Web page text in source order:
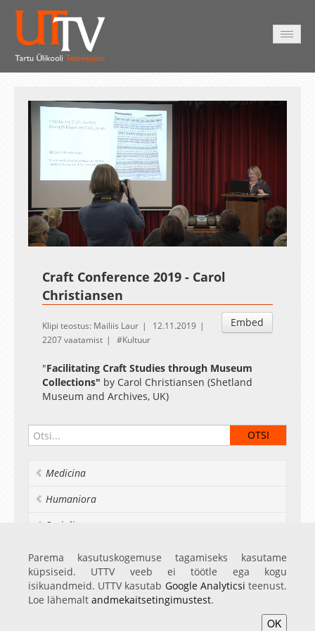
Unmute
2.29%
Esituskiirused
Auto
Craft Conference 2019 - Carol
Christiansen
Embed
Klipi teostus: Mailiis Laur
12.11.2019
2207 vaatamist
Kultuur
"Facilitating Craft Studies through Museum
Collections" by Carol Christiansen (Shetland
Museum and Archives, UK)
Medicina
Humaniora
Socialia
Realia et naturalia
Ülikoolist veel
Parema kasutuskogemuse tagamiseks kasutame
küpsiseid. UTTV veeb ei töötle ega kogu
isikuandmeid. UTTV kasutab Google Analyticsi teenust.
Loe lähemalt andmekaitsetingimustest.
OK